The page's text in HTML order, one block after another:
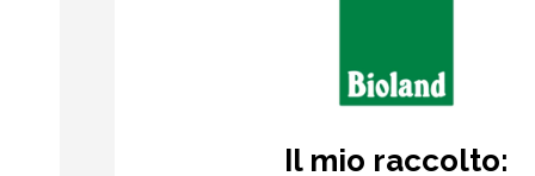
Il mio raccolto: